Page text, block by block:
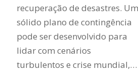
recuperação de desastres. Um
sólido plano de contingência
pode ser desenvolvido para
lidar com cenários
turbulentos e crise mundial,…